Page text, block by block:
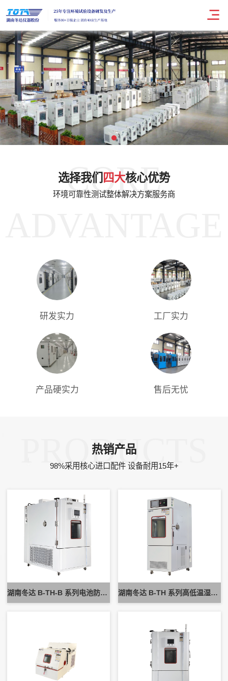
CORE
选择我们 四大核心优势
环境可靠性测试整体解决方案服务商
研发实力 工厂实力
产品硬实力 售后无忧
PRODUCTS
热销产品
98%采用核心进口配件 设备耐用15年+
湖南冬达 B-TH-B 系列电池防爆试验箱 新能源电池高低温防爆测试设备 湖南冬达 B-TH 系列高低温湿热试验箱 可定制高低温循环可靠性测试设备